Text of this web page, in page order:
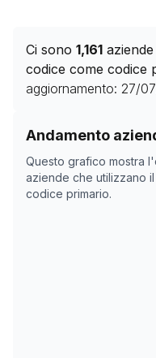
Ci sono 1,161
codice come codice
aggiornamento: 27/
Andamento
Questo grafico mostra
aziende che utilizzano
codice primario.
Storico numero di
Data
18/04/2025
16/11/2025